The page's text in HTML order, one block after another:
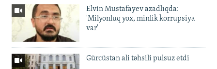
Elvin Mustafayev azadlıqda:
'Milyonluq yox, minlik korrupsiya
var'
Gürcüstan ali təhsili pulsuz etdi